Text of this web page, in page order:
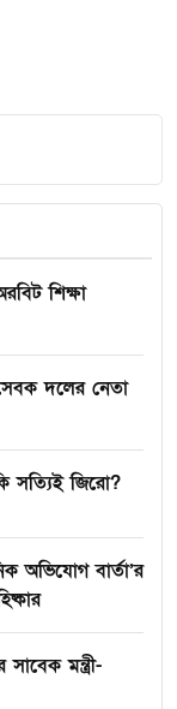
শিক্ষা
দলের নেতা
কি সত্যিই জিরো?
অভিযোগ বার্তা’র
মন্ত্রী-